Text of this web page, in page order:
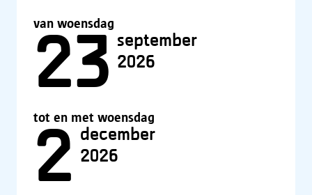
van woensdag
23 september
2026
tot en met woensdag
2
december
2026